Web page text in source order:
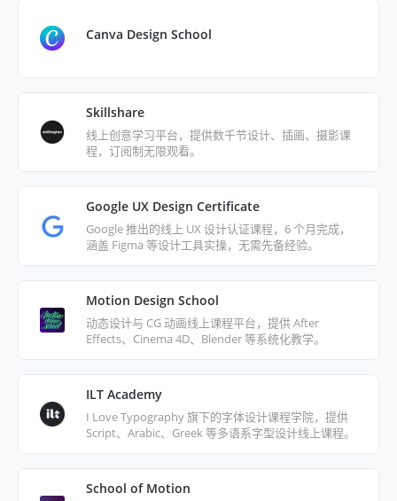
Canva Design School
Skillshare
线上创意学习平台，提供数千节设计、插画、摄影课
程，订阅制无限观看。
Google UX Design Certificate
Google 推出的线上 UX 设计认证课程，6 个月完成，
涵盖 Figma 等设计工具实操，无需先备经验。
Motion Design School
动态设计与 CG 动画线上课程平台，提供 After
Effects、Cinema 4D、Blender 等系统化教学。
ILT Academy
I Love Typography 旗下的字体设计课程学院，提供
Script、Arabic、Greek 等多语系字型设计线上课程。
School of Motion